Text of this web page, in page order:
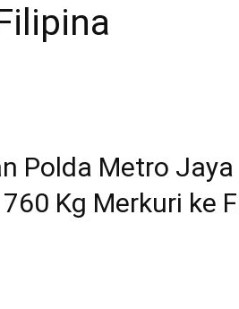
Polda Metro Jaya
Kg Merkuri ke